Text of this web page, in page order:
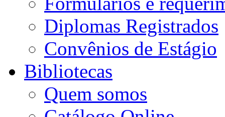
Diplomas Registrados
Convênios de Estágio
Bibliotecas
Quem somos